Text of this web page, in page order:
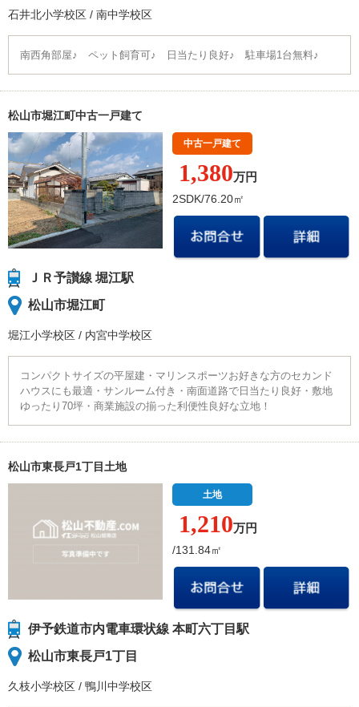
石井北小学校区 / 南中学校区
南西角部屋♪ ペット飼育可♪ 日当たり良好♪ 駐車場1台無料♪
松山市堀江町中古一戸建て
中古一戸建て
1,380万円
2SDK/76.20㎡
ＪＲ予讃線 堀江駅
松山市堀江町
堀江小学校区 / 内宮中学校区
コンパクトサイズの平屋建・マリンスポーツお好きな方のセカンド
ハウスにも最適・サンルーム付き・南面道路で日当たり良好・敷地
ゆったり70坪・商業施設の揃った利便性良好な立地！
松山市東長戸1丁目土地
土地
1,210万円
/131.84㎡
伊予鉄道市内電車環状線 本町六丁目駅
松山市東長戸1丁目
久枝小学校区 / 鴨川中学校区